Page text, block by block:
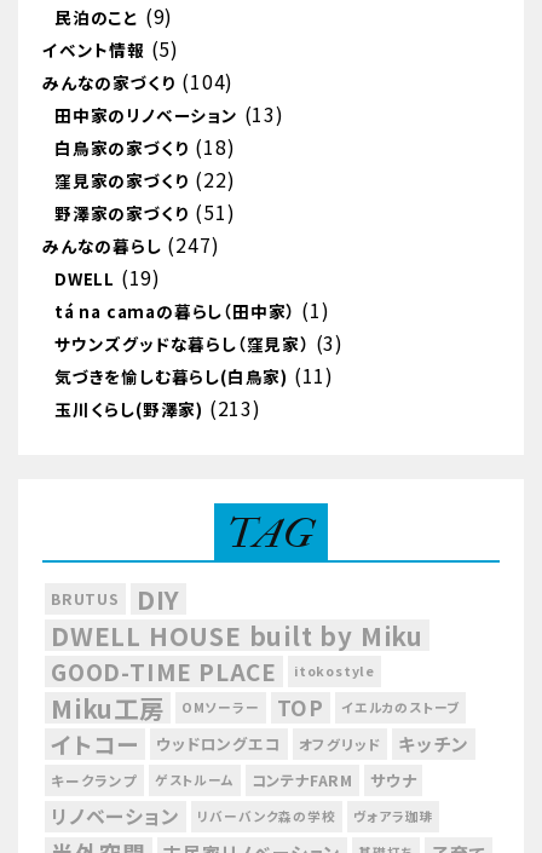
民泊のこと (9)
イベント情報 (5)
みんなの家づくり (104)
田中家のリノベーション (13)
白鳥家の家づくり (18)
窪見家の家づくり (22)
野澤家の家づくり (51)
みんなの暮らし (247)
DWELL (19)
tá na camaの暮らし（田中家） (1)
サウンズグッドな暮らし（窪見家） (3)
気づきを愉しむ暮らし(白鳥家) (11)
玉川くらし(野澤家) (213)
TAG
BRUTUS
DIY
DWELL HOUSE built by Miku
GOOD-TIME PLACE itokostyle
Miku工房 OMソーラー TOP イエルカのストーブ
イトコー ウッドロングエコ オフグリッド キッチン
キークランプ ゲストルーム コンテナFARM サウナ
リノベーション リバーバンク森の学校 ヴォアラ珈琲